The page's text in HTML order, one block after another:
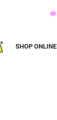
SHOP ONLINE